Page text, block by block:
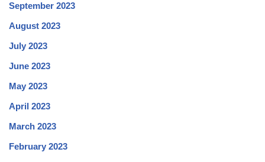
September 2023
August 2023
July 2023
June 2023
May 2023
April 2023
March 2023
February 2023